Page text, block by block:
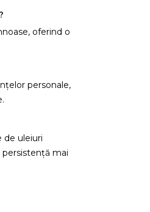
oferind o
personale,
de uleiuri
persistență mai
listei de dorinte